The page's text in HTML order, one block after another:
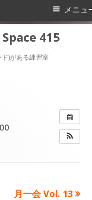
415
)がある練習室
メニュ
次
月一会 Vol. 13